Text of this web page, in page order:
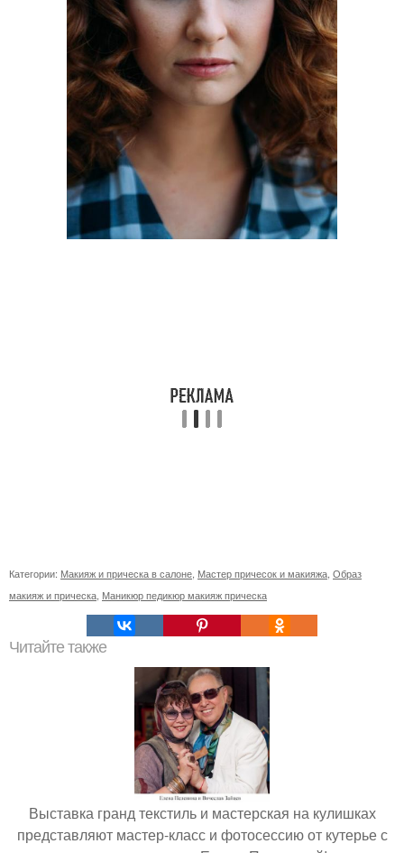
Категории: Макияж и прическа в салоне Мастер причесок и макияжа Образ
макияж и прическа Маникюр педикюр макияж прическа
Читайте также
Выставка гранд текстиль и мастерская на кулишках
представляют мастер-класс и фотосессию от кутерье с